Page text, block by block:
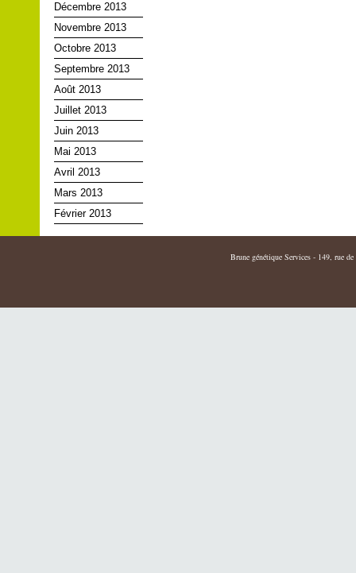
Décembre 2013
Novembre 2013
Octobre 2013
Septembre 2013
Août 2013
Juillet 2013
Juin 2013
Mai 2013
Avril 2013
Mars 2013
Février 2013
Brune génétique Services - 149, rue